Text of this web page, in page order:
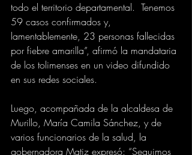
todo el territorio departamental.  Tenemos
59 casos confirmados y,
lamentablemente, 23 personas fallecidas
por fiebre amarilla”, afirmó la mandataria
de los tolimenses en un video difundido
en sus redes sociales.
Luego, acompañada de la alcaldesa de
Murillo, María Camila Sánchez, y de
varios funcionarios de la salud, la
gobernadora Matiz expresó: “Seguimos